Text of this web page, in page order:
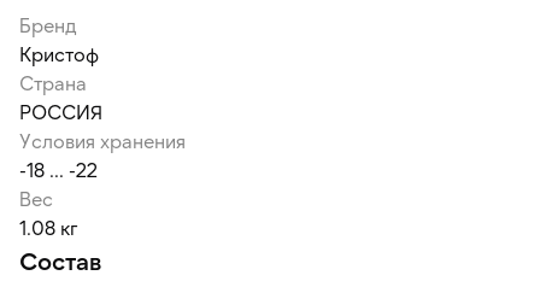
Бренд
Кристоф
Страна
РОССИЯ
Условия хранения
-18 ... -22
Вес
1.08 кг
Состав